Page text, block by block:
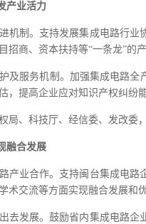
产业活力
机制。支持发展集成电路行
招商、资本扶持等“一条龙”的
及服务机制。加强集成电路
，提高企业应对知识产权纠纷
局、科技厅、经信委、发改委
融合发展
产业合作。支持闽台集成电
术交流等方面实现融合发展和
去发展。鼓励省内集成电路